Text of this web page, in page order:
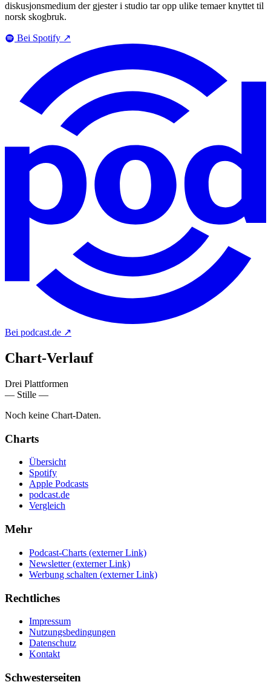
diskusjonsmedium der gjester i studio tar opp ulike temaer knyttet til
norsk skogbruk.
Bei Spotify ↗
Bei podcast.de ↗
Chart-Verlauf
Drei Plattformen
— Stille —
Noch keine Chart-Daten.
Charts
Übersicht
Spotify
Apple Podcasts
podcast.de
Vergleich
Mehr
Podcast-Charts (externer Link)
Newsletter (externer Link)
Werbung schalten (externer Link)
Rechtliches
Impressum
Nutzungsbedingungen
Datenschutz
Kontakt
Schwesterseiten